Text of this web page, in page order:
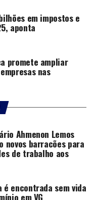
da campanha
“Mobilizando
que reconhecerá
à padronização dos
Especiais.
Teams e pelo
endereço:
evento/07000000-
Especiais 2026
em impostos e
aponta
promete ampliar
nas
Ahmenon Lemos
novos barracões para
de trabalho aos
é encontrada sem vida
em VG